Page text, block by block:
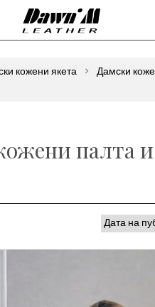
кожени якета
Дамски
палта и